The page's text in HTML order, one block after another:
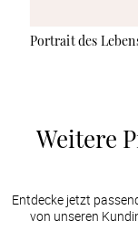
Portrait des
Weitere
Entdecke jetzt
von unseren